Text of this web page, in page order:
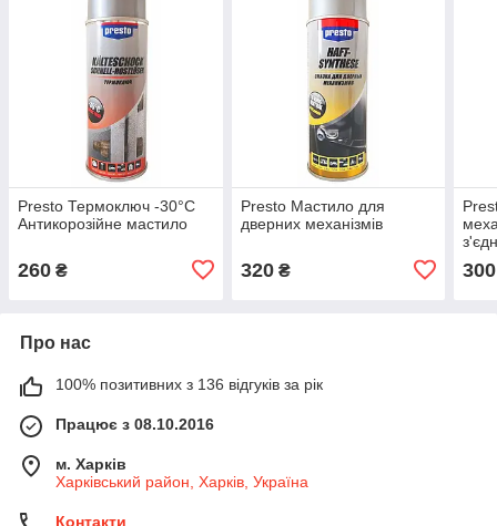
Presto Термоключ -30°С
Антикорозійне мастило
260 ₴
Presto Мастило для
дверних механізмів
320₴ 300
Про нас
100% позитивних з 136 відгуків за рік
Працює з 08.10.2016
м. Харків
Харківський район, Харків, Україна
Контакти